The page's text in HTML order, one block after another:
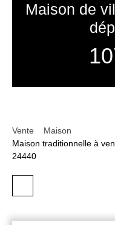
Maison de
Vente
Maison
Maison traditionnelle à
24440